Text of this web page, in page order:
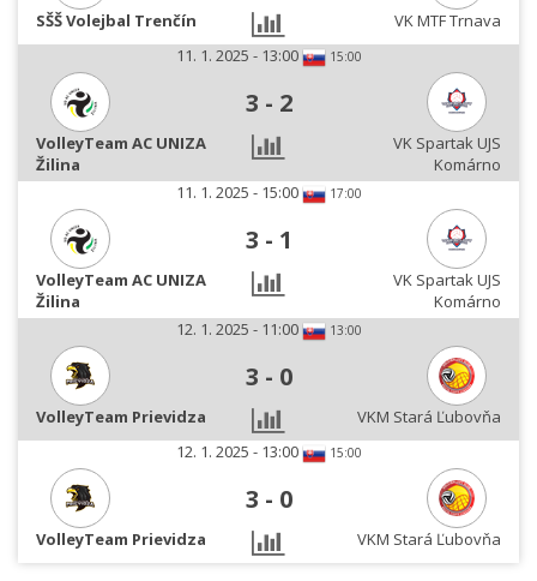
SŠŠ Volejbal Trenčín
VK MTF Trnava
11. 1. 2025 - 13:00
15:00
3 - 2
VolleyTeam AC UNIZA
Žilina
VK Spartak UJS
Komárno
11. 1. 2025 - 15:00
17:00
3 - 1
VolleyTeam AC UNIZA
Žilina
VK Spartak UJS
Komárno
12. 1. 2025 - 11:00
13:00
3 - 0
VolleyTeam Prievidza
VKM Stará Ľubovňa
12. 1. 2025 - 13:00
15:00
3 - 0
VolleyTeam Prievidza VKM Stará Ľubovňa